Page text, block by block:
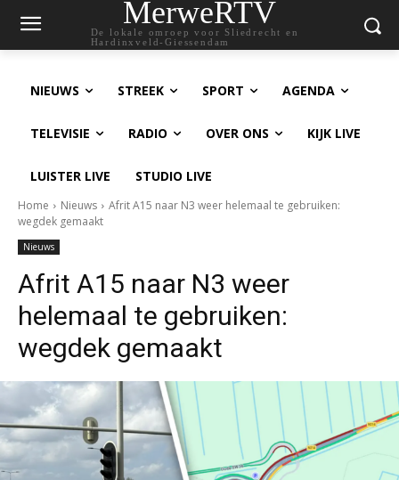
MerweRTV
De lokale omroep voor Sliedrecht en
Hardinxveld-Giessendam
NIEUWS STREEK SPORT AGENDA
TELEVISIE RADIO OVER ONS KIJK LIVE
LUISTER LIVE STUDIO LIVE
Home Nieuws
Afrit A15 naar N3 weer helemaal te gebruiken:
wegdek gemaakt
Nieuws
Afrit A15 naar N3 weer
helemaal te gebruiken:
wegdek gemaakt